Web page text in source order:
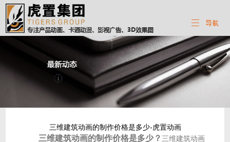
三维建筑动画的制作价格是多少-虎置动画
三维建筑动画的制作价格是多少？ 三维建筑动画